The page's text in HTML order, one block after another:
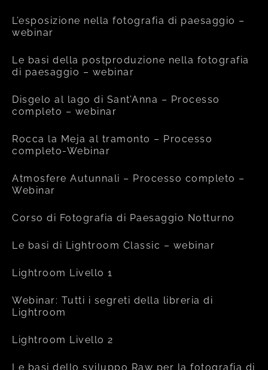
L’esposizione nella fotografia di paesaggio –
webinar
Le basi della postproduzione nella fotografia
di paesaggio – webinar
Disgelo al lago di Sant’Anna – Processo
completo – webinar
Rocca la Meja al tramonto – Processo
completo-Webinar
Atmosfere Autunnali – Processo completo –
Webinar
Corso di Fotografia di Paesaggio Notturno
Le basi di Lightroom Classic – webinar
Lightroom Livello 1
Webinar: Tutti i segreti della libreria di
Lightroom
Lightroom Livello 2
Le basi dello sviluppo Raw per la fotografia di